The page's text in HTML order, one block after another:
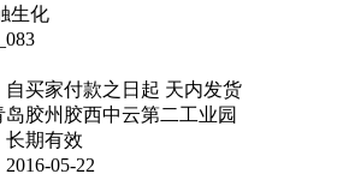
生化
自买家付款之日起 天内发货
岛胶州胶西中云第二工业园
长期有效
05-22